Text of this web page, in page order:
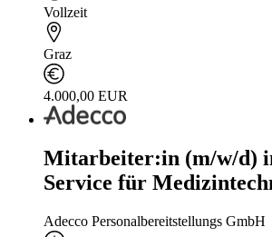
Vollzeit
Graz
4.000,00 EUR
Mitarbeiter:in (m/w/d)
Service für
Adecco Personalbereitstellungs GmbH